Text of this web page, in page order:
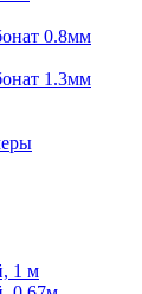
0.8мм
1.3мм
1 м